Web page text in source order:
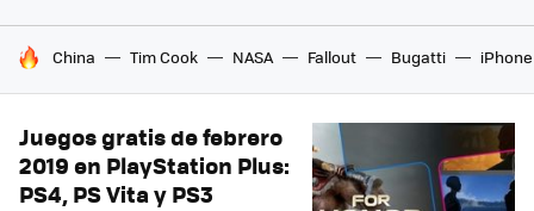
HOY SE HABLA DE
China Tim Cook NASA Fallout Bugatti iPhone
Juegos gratis de febrero
2019 en PlayStation Plus:
PS4, PS Vita y PS3